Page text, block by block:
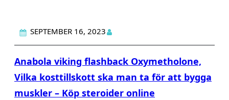
SEPTEMBER 16, 2023
Anabola viking flashback Oxymetholone,
Vilka kosttillskott ska man ta för att bygga
muskler – Köp steroider online